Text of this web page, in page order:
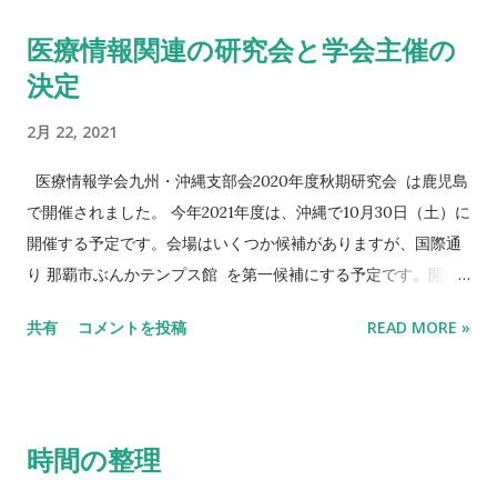
す。 ●第35回 医療情報学連合大会（第16回日本医療情報学会
学術大会） 会 期：2015 年11月1日（日）～11月4日（水）
ーリゾートフェストーネ） 大会長：山本隆一（東京大学／一
般財団法人医療情報システム開発センター） 副大会長：廣瀬
康行（琉球大学） プログラム委員長：大佐賀敦（秋田大学）
実行委員長：久島昌弘（沖縄県立中部病院）
医療情報関連の研究会と学会主催の
決定
2月 22, 2021
医療情報学会九州・沖縄支部会2020年度秋期研究会 は鹿児島
で開催されました。 今年2021年度は、沖縄で10月30日（土）に
開催する予定です。会場はいくつか候補がありますが、国際通
り 那覇市ぶんかテンプス館 を第一候補にする予定です。開催
式の予定です。 医療情報学会の春季大会の直近3年の予定が下
日（土） 会 場：岡山市（岡山コンベンションセンター）
共有 コメントを投稿 READ MORE »
時間の整理